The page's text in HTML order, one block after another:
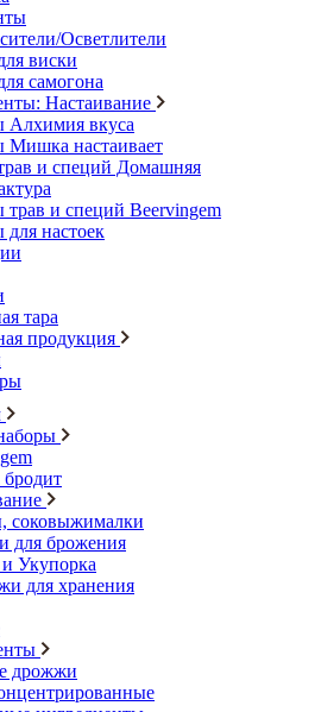
Осветлители
виски
самогона
Настаивание
Алхимия вкуса
Мишка настаивает
и специй Домашняя
и специй Beervingem
настоек
тара
продукция
соковыжималки
для брожения
Укупорка
для хранения
дрожжи